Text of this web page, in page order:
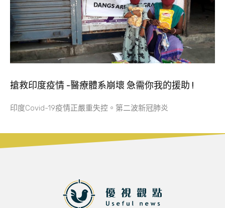
搶救印度疫情 -醫療體系崩壞 急需你我的援助 !
印度Covid-19疫情正嚴重失控。第二波新冠肺炎